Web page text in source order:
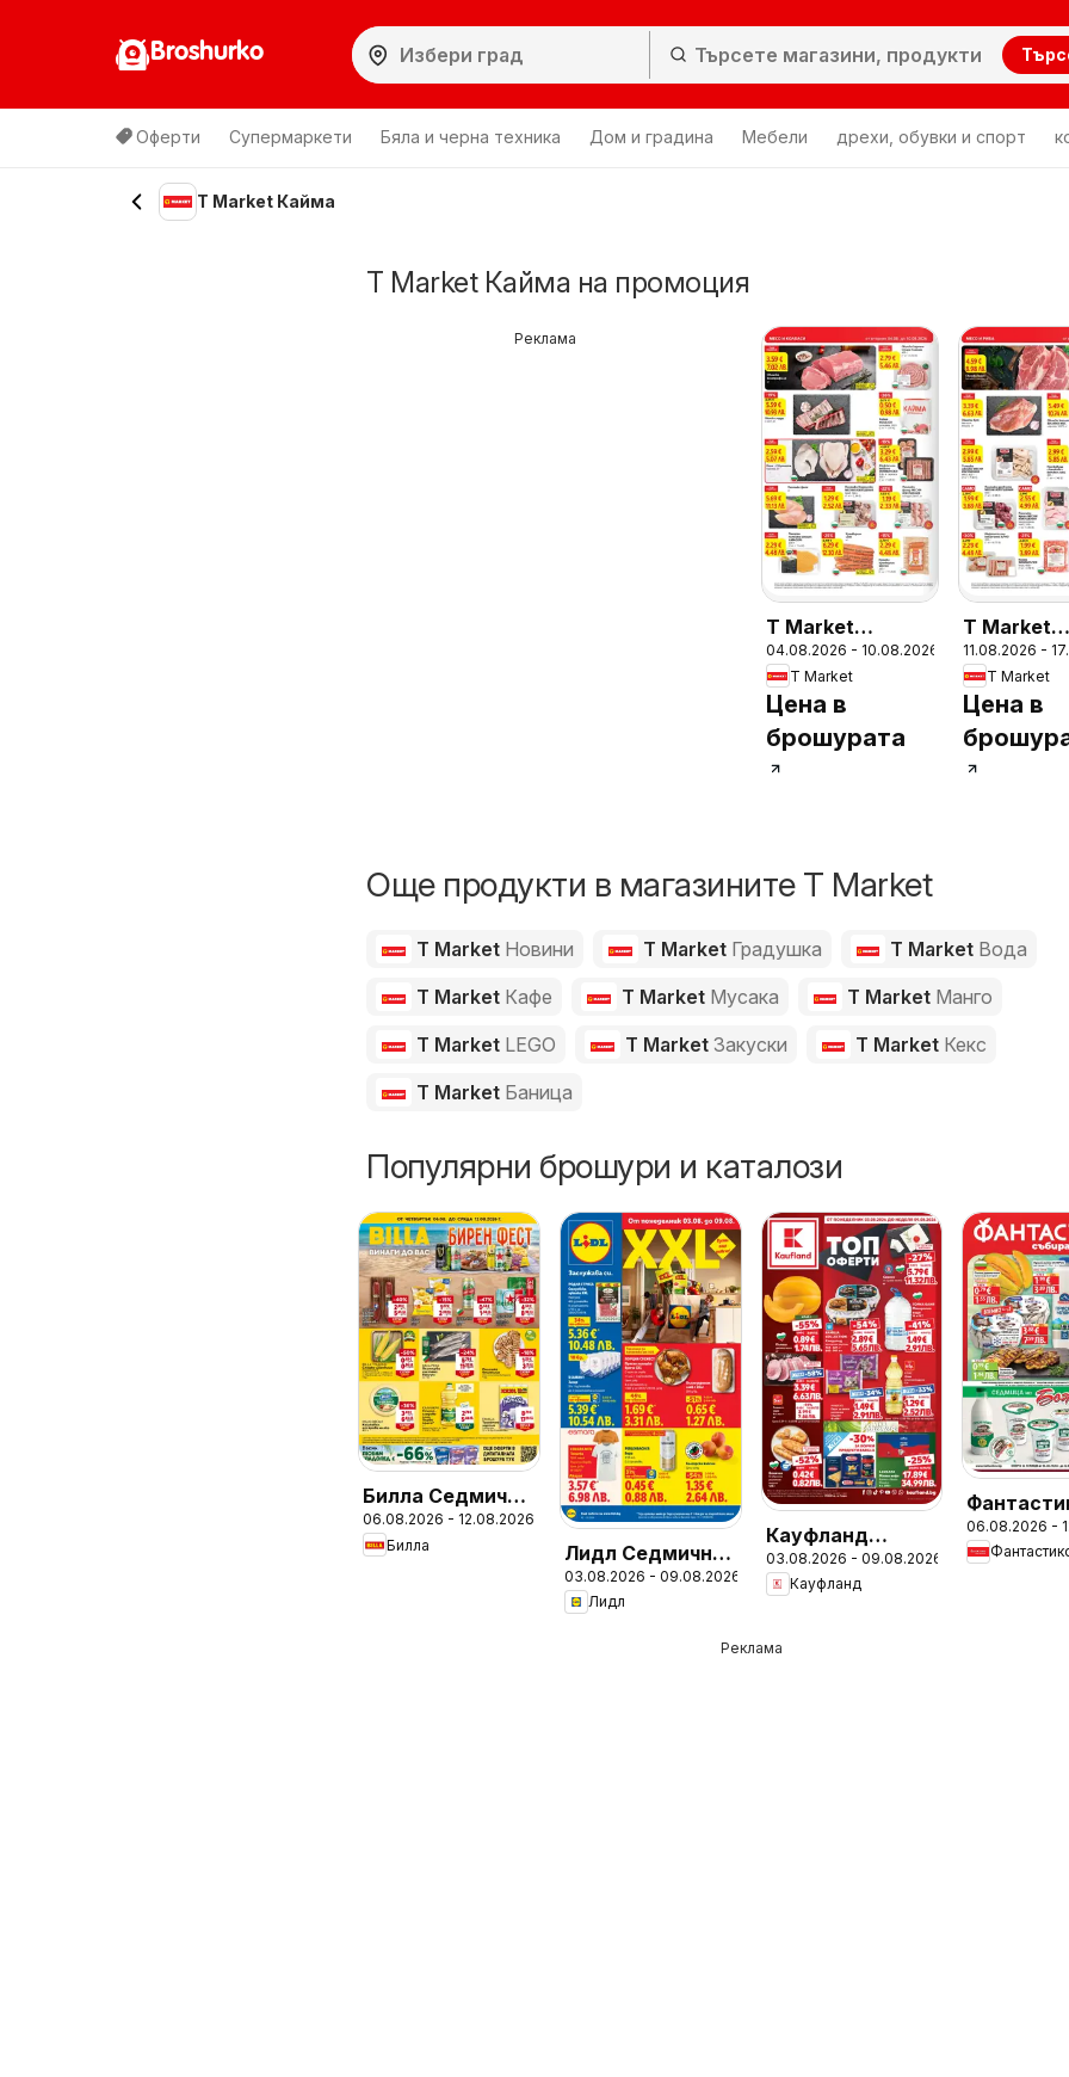
Broshurko
Оферти Супермаркети Бяла и черна техника Дом и градина Мебели дрехи, обувки и спорт
T Market Кайма
T Market Кайма на промоция
Реклама
T Market
Седмична
брошура
04.08.2026 - 10.08.2026
T Market
Цена в
брошурата
T Market
Седмична
брошура
11.08.2026 -
T Market
Цена в
Още продукти в магазините T Market
T Market Новини T Market Градушка T Market Вода
T Market Кафе T Market Мусака T Market Манго
T Market LEGO T Market Закуски T Market Кекс
T Market Баница
Популярни брошури и каталози
Билла Седмична
брошура
06.08.2026 - 12.08.2026
Билла
Лидл Седмична
брошура
03.08.2026 - 09.08.2026
Лидл
Кауфланд
Седмична
брошура
03.08.2026 - 09.08.2026
Кауфланд
Седмична
брошура
06.08.2026 -
Реклама